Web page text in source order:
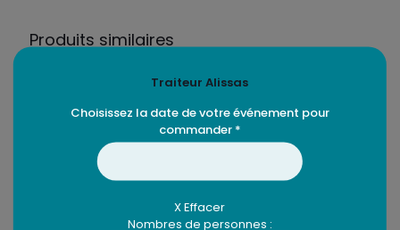
Produits similaires
Traiteur Alissas
Choisissez la date de votre événement pour
commander *
X Effacer
Nombres de personnes :